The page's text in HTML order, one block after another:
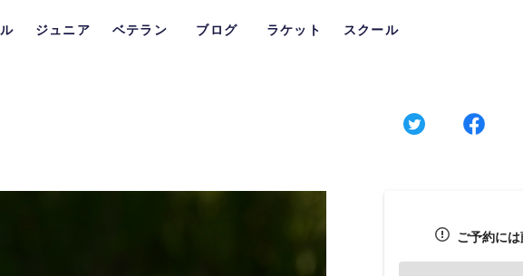
ジュニア ベテラン ブログ ラケット スクール
ご予約には